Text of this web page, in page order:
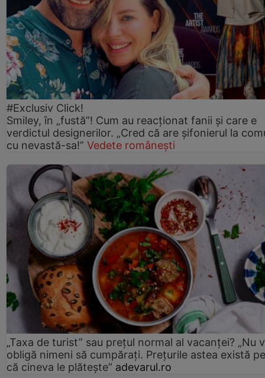
#Exclusiv Click!
Smiley, în „fustă”! Cum au reacționat fanii și care e
verdictul designerilor. „Cred că are șifonierul la
cu nevastă-sa!” Vedete românești
„Taxa de turist” sau prețul normal al vacanței? „Nu
obligă nimeni să cumpărați. Prețurile astea există
că cineva le plătește” adevarul.ro